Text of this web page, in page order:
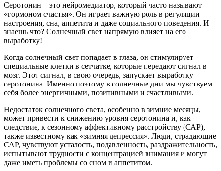
Серотонин – это нейромедиатор, который часто называют
«гормоном счастья». Он играет важную роль в регуляции
настроения, сна, аппетита и даже социального поведения. И
знаешь что? Солнечный свет напрямую влияет на его
выработку!
Когда солнечный свет попадает в глаза, он стимулирует
специальные клетки в сетчатке, которые передают сигнал в
мозг. Этот сигнал, в свою очередь, запускает выработку
серотонина. Именно поэтому в солнечные дни мы чувствуем
себя более энергичными, позитивными и счастливыми.
Недостаток солнечного света, особенно в зимние месяцы,
может привести к снижению уровня серотонина и, как
следствие, к сезонному аффективному расстройству (САР),
также известному как «зимняя депрессия». Люди, страдающие
САР, чувствуют усталость, подавленность, раздражительность,
испытывают трудности с концентрацией внимания и могут
даже иметь проблемы со сном и аппетитом.